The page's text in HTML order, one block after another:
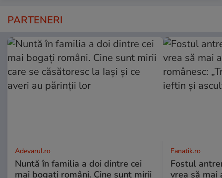
PARTENERI
Adevarul.ro
Nuntă în familia a doi dintre cei
mai bogați români. Cine sunt mirii
Fanatik.ro
Fostul
vrea să mai